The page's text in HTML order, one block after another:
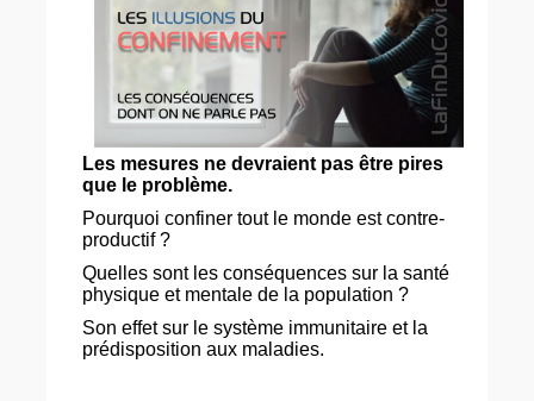
Les mesures ne devraient pas être pires
que le problème.
Pourquoi confiner tout le monde est contre-
productif ?
Quelles sont les conséquences sur la santé
physique et mentale de la population ?
Son effet sur le système immunitaire et la
prédisposition aux maladies.